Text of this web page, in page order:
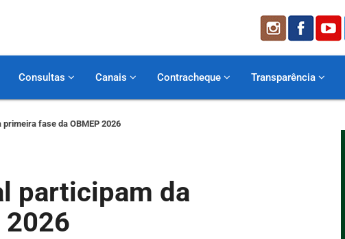
Consultas Canais Contracheque Transparência
fase da OBMEP 2026
participam da
2026